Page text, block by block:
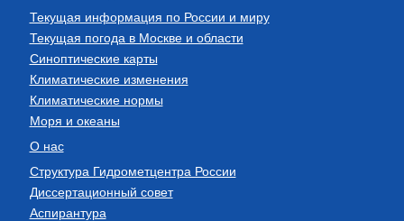
Текущая информация по России и миру
Текущая погода в Москве и области
Синоптические карты
Климатические изменения
Климатические нормы
Моря и океаны
О нас
Структура Гидрометцентра России
Диссертационный совет
Аспирантура